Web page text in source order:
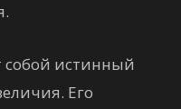
собой истинный
Его